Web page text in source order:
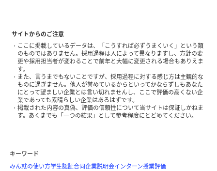
サイトからのご注意
ここに掲載しているデータは、「こうすれば必ずうまくいく」という類
のものではありません。採用過程は人によって異なりますし、方針の変
更や採用担当者が変わることで前年と大幅に変更される場合もありえま
す。
また、言うまでもないことですが、採用過程に対する感じ方は主観的な
ものに過ぎません。他人が誉めているからといってかならずしもあなた
にとって望ましい企業とは言い切れませんし、ここで評価の高くない企
業であっても素晴らしい企業はあるはずです。
掲載された内容の真偽、評価の信頼性について当サイトは保証しかねま
す。あくまでも「一つの結果」として参考程度にとどめてください。
キーワード
みん就の使い方学生認証合同企業説明会インターン授業評価